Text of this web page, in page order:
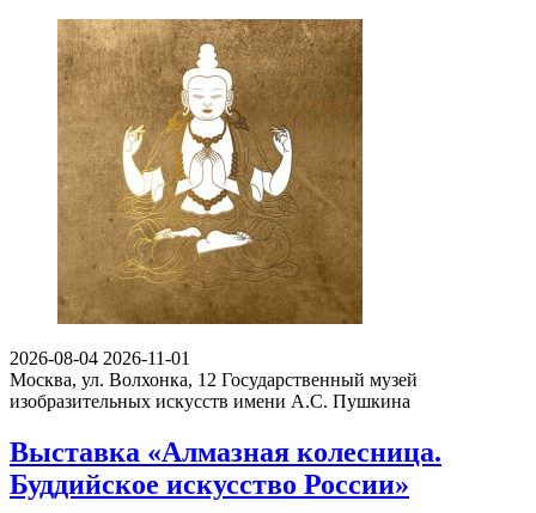
2026-08-04 2026-11-01
Москва, ул. Волхонка, 12 Государственный музей
изобразительных искусств имени А.С. Пушкина
Выставка «Алмазная колесница.
Буддийское искусство России»